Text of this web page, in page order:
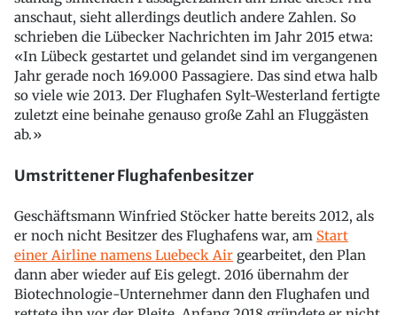
anschaut, sieht allerdings deutlich andere Zahlen. So
schrieben die Lübecker Nachrichten im Jahr 2015 etwa:
«In Lübeck gestartet und gelandet sind im vergangenen
Jahr gerade noch 169.000 Passagiere. Das sind etwa halb
so viele wie 2013. Der Flughafen Sylt-Westerland fertigte
zuletzt eine beinahe genauso große Zahl an Fluggästen
ab.»
Umstrittener Flughafenbesitzer
Geschäftsmann Winfried Stöcker hatte bereits 2012, als
er noch nicht Besitzer des Flughafens war, am Start
einer Airline namens Luebeck Air gearbeitet, den Plan
dann aber wieder auf Eis gelegt. 2016 übernahm der
Biotechnologie-Unternehmer dann den Flughafen und